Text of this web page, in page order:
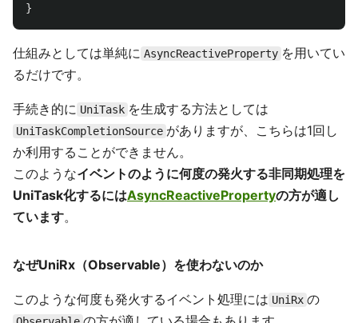
}
仕組みとしては単純に AsyncReactiveProperty を用いてい
るだけです。
手続き的に UniTask を生成する方法としては
UniTaskCompletionSource がありますが、こちらは1回し
か利用することができません。
このようなイベントのように何度の発火する非同期処理を
UniTask化するにはAsyncReactivePropertyの方が適し
ています。
なぜUniRx（Observable）を使わないのか
このような何度も発火するイベント処理には UniRx の